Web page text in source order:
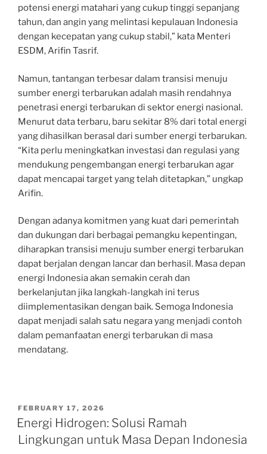
potensi energi matahari yang cukup tinggi sepanjang
tahun, dan angin yang melintasi kepulauan Indonesia
dengan kecepatan yang cukup stabil,” kata Menteri
ESDM, Arifin Tasrif.
Namun, tantangan terbesar dalam transisi menuju
sumber energi terbarukan adalah masih rendahnya
penetrasi energi terbarukan di sektor energi nasional.
Menurut data terbaru, baru sekitar 8% dari total energi
yang dihasilkan berasal dari sumber energi terbarukan.
“Kita perlu meningkatkan investasi dan regulasi yang
mendukung pengembangan energi terbarukan agar
dapat mencapai target yang telah ditetapkan,” ungkap
Arifin.
Dengan adanya komitmen yang kuat dari pemerintah
dan dukungan dari berbagai pemangku kepentingan,
diharapkan transisi menuju sumber energi terbarukan
dapat berjalan dengan lancar dan berhasil. Masa depan
energi Indonesia akan semakin cerah dan
berkelanjutan jika langkah-langkah ini terus
diimplementasikan dengan baik. Semoga Indonesia
dapat menjadi salah satu negara yang menjadi contoh
dalam pemanfaatan energi terbarukan di masa
mendatang.
POSTED
ON
FEBRUARY 17, 2026
Energi Hidrogen: Solusi Ramah
Lingkungan untuk Masa Depan Indonesia